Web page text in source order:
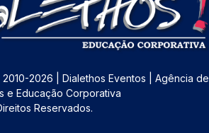
2026 | Dialethos Eventos | Agência de
e Educação Corporativa
Reservados.